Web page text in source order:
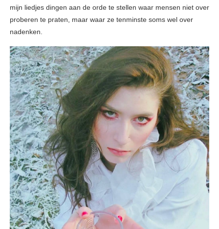
mijn liedjes dingen aan de orde te stellen waar mensen niet over
proberen te praten, maar waar ze tenminste soms wel over
nadenken.